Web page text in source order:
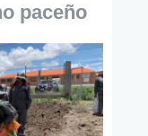
paceño